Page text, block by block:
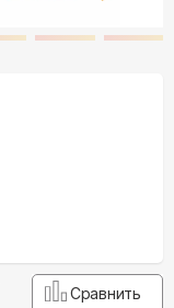
Сравнить